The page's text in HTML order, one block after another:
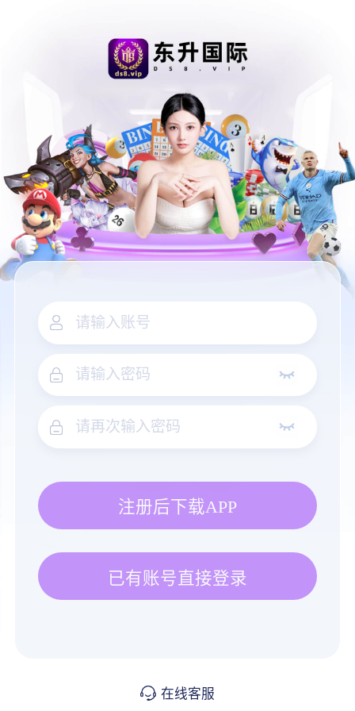
注册后下载APP
已有账号直接登录
在线客服